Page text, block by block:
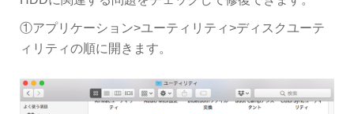
①アプリケーション>ユーティリティ>ディスクユーテ
ィリティの順に開きます。